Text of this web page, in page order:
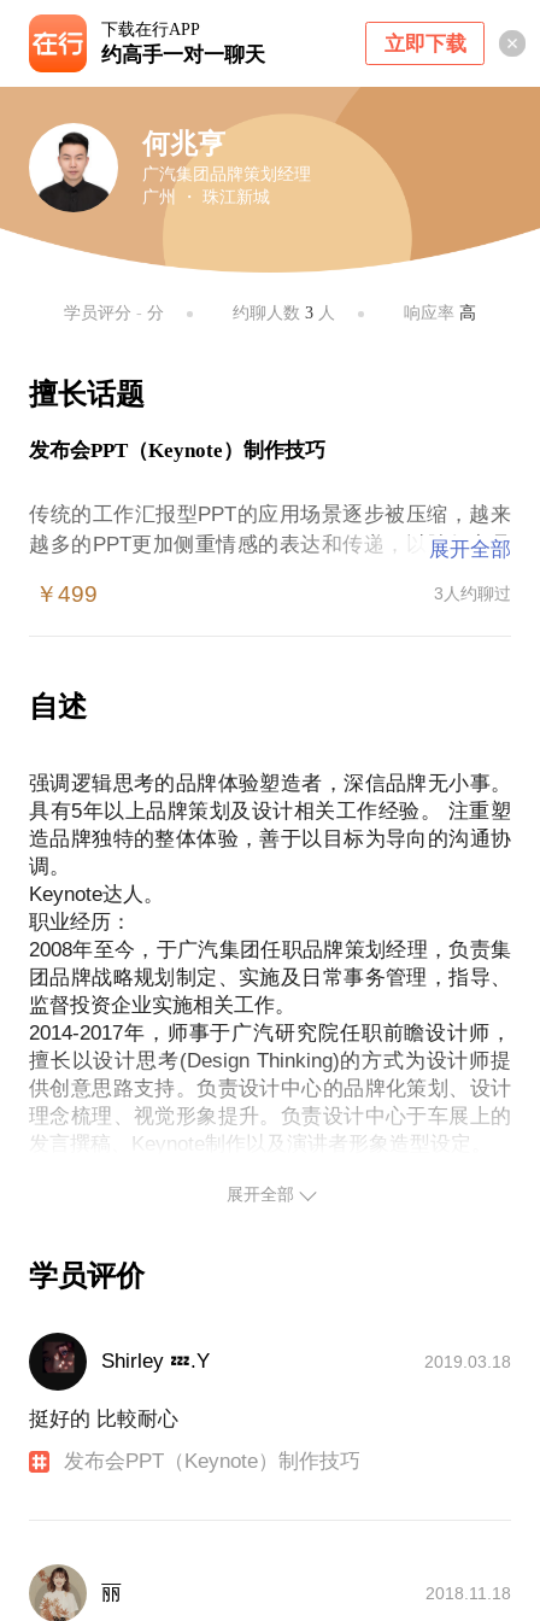
下载在行APP
约高手一对一聊天 立即下载
何兆亨
广汽集团品牌策划经理
广州 ・ 珠江新城
学员评分 - 分 约聊人数 3人 响应率高
擅长话题
发布会PPT（Keynote）制作技巧
传统的工作汇报型PPT的应用场景逐步被压缩，越来
越多的PPT更加侧重情感的表达和传递，以胜任产品
天，如何让PPT成为生产力和影响力，也成为每个企
体系，甚至不知道什么是“好的PPT”，没有目标也就
没有精进的方向；
首先需要对内容进行删减和加工，如何做到重点突出
详略得当，让观众一看就懂？
我们都知道要以观众思维进行思考，但观众喜欢的是
理性的逻辑还是感性的情感？如何寻求二者的平衡
点，让观众认可我们的想法？
想不想知道那些知名发布会的演示演讲中，存在哪些
不经意的小细节，他们是怎样影响你的心智让你产生
认同的？
我的课程将提供从理念到案例到最终实践的一系列
PPT解决方案，让你的领导团队和基层员工都能掌握
演示构思思路和PPT制作技巧，做出精美、动人的演
展开全部
￥499 3人约聊过
自述
强调逻辑思考的品牌体验塑造者，深信品牌无小事。
具有5年以上品牌策划及设计相关工作经验。 注重塑
造品牌独特的整体体验，善于以目标为导向的沟通协
调。
Keynote达人。
职业经历：
2008年至今，于广汽集团任职品牌策划经理，负责集
团品牌战略规划制定、实施及日常事务管理，指导、
监督投资企业实施相关工作。
2014-2017年，师事于广汽研究院任职前瞻设计师，
擅长以设计思考(Design Thinking)的方式为设计师提
供创意思路支持。负责设计中心的品牌化策划、设计
理念梳理、视觉形象提升。负责设计中心于车展上的
发言撰稿、Keynote制作以及演讲者形象造型设定。
(Leaping Creative)，历任设计师、制作经理、项目经
项目经历：
EXCEPTION de MIXMIND的项目经理。作为团队核
心成员，全面负责并参与该品牌2013-2014两年的VIP
礼品、季度静态展、新品展等设计项目的策划、设
计、制作监理及负责客户提案工作，并达成100%提案
获采纳的成绩。擅长于甲方需求与乙方之间找到平衡
契合点，提升项目完成度且保证流程顺畅。
会”式演讲。
东鹏洁具总部展厅
例外2014秋冬牦牛绒静态展
展开全部
学员评价
Shirley 💤.Y 2019.03.18
挺好的 比較耐心
发布会PPT（Keynote）制作技巧
丽 2018.11.18